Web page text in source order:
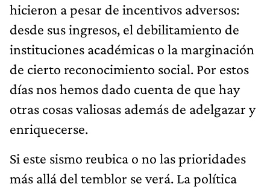
hicieron a pesar de incentivos adversos:
desde sus ingresos, el debilitamiento de
instituciones académicas o la marginación
de cierto reconocimiento social. Por estos
días nos hemos dado cuenta de que hay
otras cosas valiosas además de adelgazar y
enriquecerse.
Si este sismo reubica o no las prioridades
más allá del temblor se verá. La política